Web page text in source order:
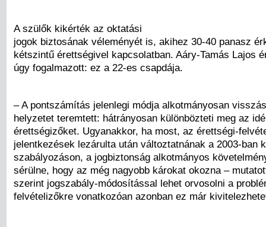
A szülők kikérték az oktatási
jogok biztosának véleményét is, akihez 30-40 panasz
kétszintű érettségivel kapcsolatban. Aáry-Tamás Lajos
úgy fogalmazott: ez a 22-es csapdája.
– A pontszámítás jelenlegi módja alkotmányosan visszás
helyzetet teremtett: hátrányosan különbözteti meg az
érettségizőket. Ugyanakkor, ha most, az érettségi-
jelentkezések lezárulta után változtatnának a 2003-ban
szabályozáson, a jogbiztonság alkotmányos
sérülne, hogy az még nagyobb károkat okozna –
szerint jogszabály-módosítással lehet orvosolni a
felvételizőkre vonatkozóan azonban ez már